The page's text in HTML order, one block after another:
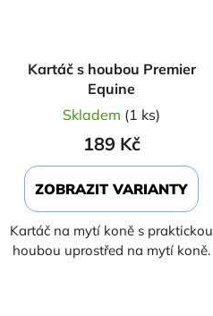
Kartáč s houbou Premier
Equine
Skladem (1 ks)
189 Kč
ZOBRAZIT VARIANTY
Kartáč na mytí koně s praktickou
houbou uprostřed na mytí koně.